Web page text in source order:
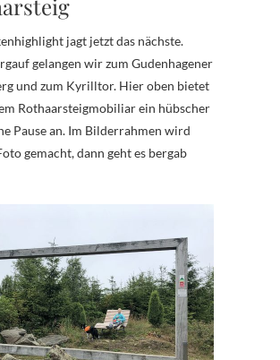
jagt jetzt das nächste.
gelangen wir zum Gudenhagener
und zum Kyrilltor. Hier oben bietet
Rothaarsteigmobiliar ein hübscher
Pause an. Im Bilderrahmen wird
gemacht, dann geht es bergab